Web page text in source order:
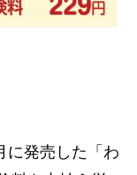
発売した「わ